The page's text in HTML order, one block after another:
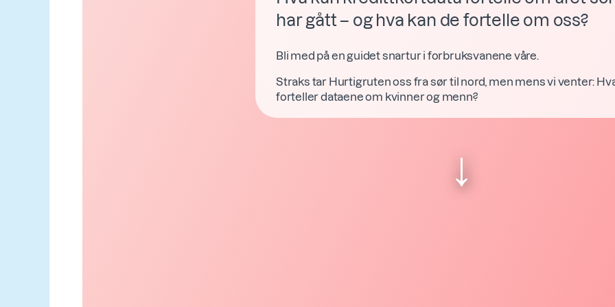
har gått – og hva kan de fortelle om oss?
Bli med på en guidet snartur i forbruksvanene våre.
Straks tar Hurtigruten oss fra sør til nord, men mens vi venter:
forteller dataene om kvinner og menn?
↓